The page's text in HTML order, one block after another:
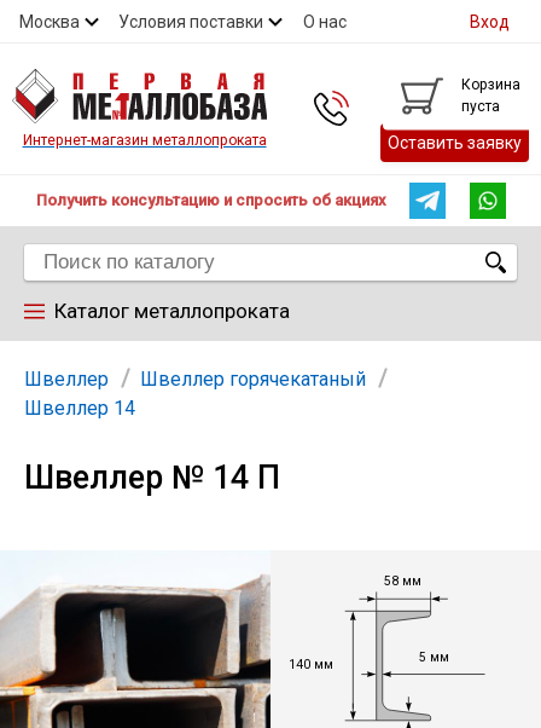
Москва Условия поставки О нас
Контакты
Вход
Интернет-магазин металлопроката
Корзина
пуста
Оставить заявку
Получить консультацию и спросить об акциях
Каталог металлопроката
Арматура
Уголок
Балка
Швеллер
Швеллер горячекатаный
Швеллер 14
Швеллер № 14 П
58 мм
140 мм 5 мм